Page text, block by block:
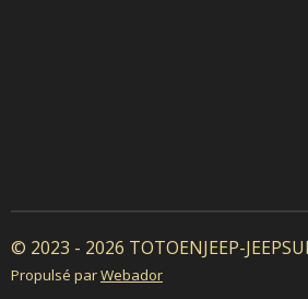
© 2023 - 2026 TOTOENJEEP-
Propulsé parWebador